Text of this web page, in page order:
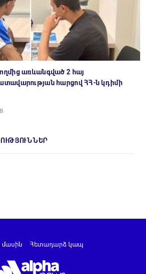
առևանգված 2 հայ
հարցով ՀՀ-ն կդիմի
մասին Հետադարձ կապ